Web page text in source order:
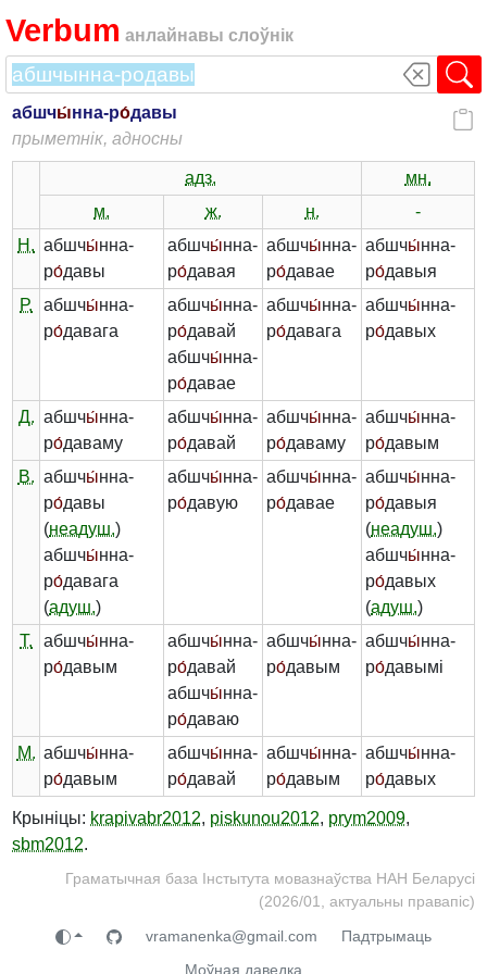
Verbum анлайнавы слоўнік
абшчы́нна-ро́давы
прыметнік, адносны
адз.
мн.
м.
ж. н.
-
Н. абшчы́нна-
ро́давы
абшчы́нна-
ро́давая
абшчы́нна-
ро́давае
абшчы́нна-
ро́давыя
Р.
абшчы́нна-
ро́давага
абшчы́нна-
ро́давай
абшчы́нна-
ро́давае
абшчы́нна-
ро́давага
абшчы́нна-
ро́давых
Д. абшчы́нна-
ро́даваму
абшчы́нна-
ро́давай
абшчы́нна-
ро́даваму
абшчы́нна-
ро́давым
В. абшчы́нна-
ро́давы
(неадуш.)
абшчы́нна-
ро́давага
(адуш.)
абшчы́нна-
ро́давую
абшчы́нна-
ро́давае
абшчы́нна-
ро́давыя
(неадуш.)
абшчы́нна-
ро́давых
(адуш.)
Т.
абшчы́нна-
ро́давым
абшчы́нна-
ро́давай
абшчы́нна-
ро́даваю
абшчы́нна-
ро́давым
абшчы́нна-
ро́давымі
М. абшчы́нна-
ро́давым
абшчы́нна-
ро́давай
абшчы́нна-
ро́давым
абшчы́нна-
ро́давых
Крыніцы: krapivabr2012, piskunou2012, prym2009,
sbm2012.
Граматычная база Інстытута мовазнаўства НАН Беларусі
(2026/01, актуальны правапіс)
vramanenka@gmail.com
Падтрымаць
Моўная даведка